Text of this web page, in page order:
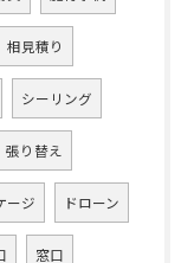
相見積り
シーリング
張り替え
ージ ドローン
窓口